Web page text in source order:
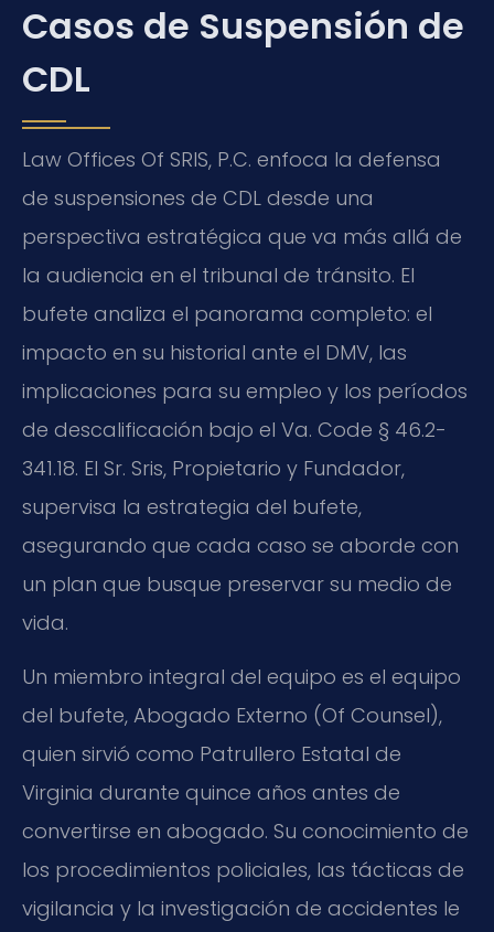
Casos de Suspensión de
CDL
Law Offices Of SRIS, P.C. enfoca la defensa
de suspensiones de CDL desde una
perspectiva estratégica que va más allá de
la audiencia en el tribunal de tránsito. El
bufete analiza el panorama completo: el
impacto en su historial ante el DMV, las
implicaciones para su empleo y los períodos
de descalificación bajo el Va. Code § 46.2-
341.18. El Sr. Sris, Propietario y Fundador,
supervisa la estrategia del bufete,
asegurando que cada caso se aborde con
un plan que busque preservar su medio de
vida.
Un miembro integral del equipo es el equipo
del bufete, Abogado Externo (Of Counsel),
quien sirvió como Patrullero Estatal de
Virginia durante quince años antes de
convertirse en abogado. Su conocimiento de
los procedimientos policiales, las tácticas de
vigilancia y la investigación de accidentes le